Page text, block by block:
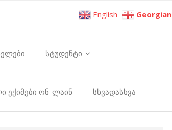
სტუდენტი
ექიმები ონ-ლაინ სხვადასხვა
English Georgian